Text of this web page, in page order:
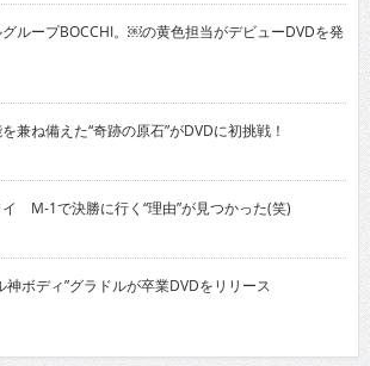
ループBOCCHI。￼の黄色担当がデビューDVDを発
兼ね備えた“奇跡の原石”がDVDに初挑戦！
M-1で決勝に行く“理由”が見つかった(笑)
ボディ”グラドルが卒業DVDをリリース